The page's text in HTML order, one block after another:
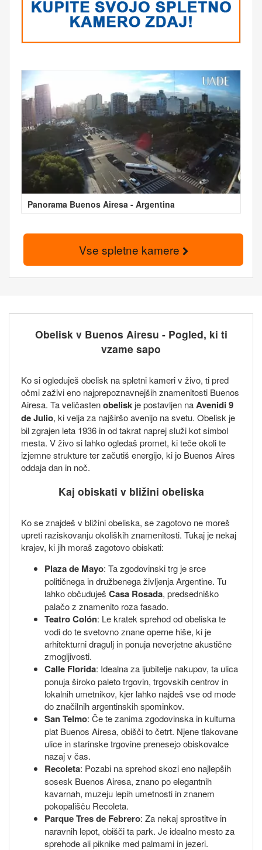
Panorama Buenos Airesa - Argentina
Vse spletne kamere
Obelisk v Buenos Airesu - Pogled, ki ti
vzame sapo
Ko si ogleduješ obelisk na spletni kameri v živo, ti pred
očmi zaživi eno najprepoznavnejših znamenitosti Buenos
Airesa. Ta veličastenobelisk je postavljen naAvenidi 9
de Julio, ki velja za najširšo avenijo na svetu. Obelisk je
bil zgrajen leta 1936 in od takrat naprej služi kot simbol
mesta. V živo si lahko ogledaš promet, ki teče okoli te
izjemne strukture ter začutiš energijo, ki jo Buenos Aires
oddaja dan in noč.
Kaj obiskati v bližini obeliska
Ko se znajdeš v bližini obeliska, se zagotovo ne moreš
upreti raziskovanju okoliških znamenitosti. Tukaj je nekaj
krajev, ki jih moraš zagotovo obiskati:
Plaza de Mayo: Ta zgodovinski trg je srce
političnega in družbenega življenja Argentine. Tu
lahko občuduješ Casa Rosada, predsedniško
palačo z znamenito roza fasado.
Teatro Colón: Le kratek sprehod od obeliska te
vodi do te svetovno znane operne hiše, ki je
arhitekturni dragulj in ponuja neverjetne akustične
zmogljivosti.
Calle Florida: Idealna za ljubitelje nakupov, ta ulica
ponuja široko paleto trgovin, trgovskih centrov in
lokalnih umetnikov, kjer lahko najdeš vse od mode
do značilnih argentinskih spominkov.
San Telmo: Če te zanima zgodovinska in kulturna
plat Buenos Airesa, obišči to četrt. Njene tlakovane
ulice in starinske trgovine prenesejo obiskovalce
nazaj v čas.
Recoleta: Pozabi na sprehod skozi eno najlepših
sosesk Buenos Airesa, znano po elegantnih
kavarnah, muzeju lepih umetnosti in znanem
pokopališču Recoleta.
Parque Tres de Febrero: Za nekaj sprostitve in
naravnih lepot, obišči ta park. Je idealno mesto za
sprehode ali piknike med palmami in jezeri.